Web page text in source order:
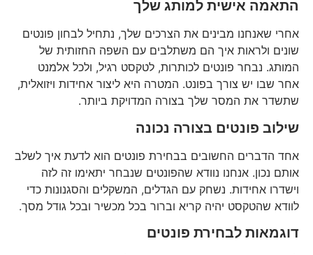
התאמה אישית למותג שלך
אחרי שאנחנו מבינים את הצרכים שלך, נתחיל לבחון פונטים
שונים ולראות איך הם משתלבים עם השפה החזותית של
המותג. נבחר פונטים לכותרות, לטקסט רגיל, ולכל אלמנט
אחר שבו יש צורך בפונט. המטרה היא ליצור אחידות ויזואלית,
שתשדר את המסר שלך בצורה המדויקת ביותר.
שילוב פונטים בצורה נכונה
אחד הדברים החשובים בבחירת פונטים הוא לדעת איך לשלב
אותם נכון. אנחנו נוודא שהפונטים שנבחר יתאימו זה לזה
וישדרו אחידות. נשחק עם הגדלים, המשקלים והסגנונות כדי
לוודא שהטקסט יהיה קריא וברור בכל מכשיר ובכל גודל מסך.
דוגמאות לבחירת פונטים